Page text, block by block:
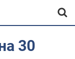
30